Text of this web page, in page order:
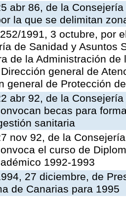
abr 86, de la
la que se delimitan
1991, 3 octubre, por
de Sanidad y Asuntos
de la Administración
general de
general de Protección
abr 92, de la
becas para
sanitaria
nov 92, de la
el curso de
1992-1993
27 diciembre, de
de Canarias para 1995